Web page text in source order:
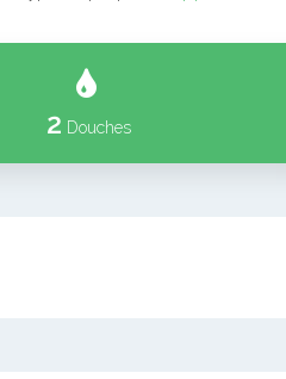
2 Douches